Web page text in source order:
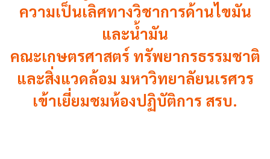
ความเป็นเลิศทางวิชาการด้านไขมัน
และน้ำมัน
คณะเกษตรศาสตร์ ทรัพยากรธรรมชาติ
และสิ่งแวดล้อม มหาวิทยาลัยนเรศวร
เข้าเยี่ยมชมห้องปฏิบัติการ สรบ.